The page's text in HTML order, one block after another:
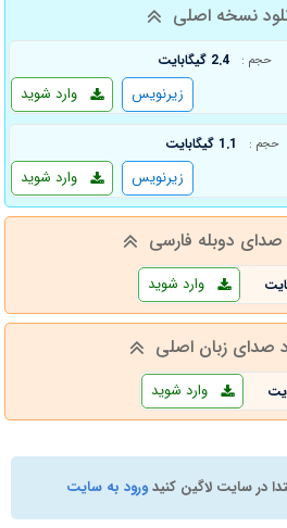
نسخه اصلی
حجم : 2.4 گیگابایت
وارد شوید زیرنویس
حجم : 1.1 گیگابایت
وارد شوید زیرنویس
صدای دوبله فارسی
وارد شوید
صدای زبان اصلی
وارد شوید
در سایت لاگین کنیدورود به سایت